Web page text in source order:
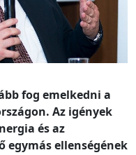
fog emelkedni a
Az igények
és az
ellenségének